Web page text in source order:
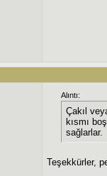
Alıntı:
Çakıl
kısmı
sağlarlar.
Teşekkürler,